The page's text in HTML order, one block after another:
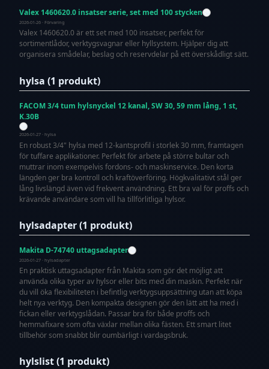
Valex 1460620.0 insatser serie, set med 100 stycken
2026-01-26 · Förvaring
Valex 1460620.0 är ett set med 100 insatser, perfekt för
sortimentlådor, verktygsvagnar eller hyllsystem. Hjälper dig att
organisera smådelar, beslag och reservdelar på ett överskådligt sätt.
hylsa (1 produkt)
FACOM 3/4 tum hylsnyckel 12 kanal, SW 30, 59 mm lång, 1 st,
K.30B
2026-01-27 · hylsa
En robust 3/4" hylsa med 12-kantsprofil i storlek 30 mm, framtagen
för tuffare applikationer. Perfekt för arbete på större bultar och
muttrar inom exempelvis fordons- och maskinservice. Den korta
längden ger bra kontroll och kraftöverföring. Högkvalitativt stål ger
lång livslängd även vid frekvent användning. Ett bra val för proffs och
krävande användare som vill ha tillförlitliga hylsor.
hylsadapter (1 produkt)
Makita D-74740 uttagsadapter
2026-01-27 · hylsadapter
En praktisk uttagsadapter från Makita som gör det möjligt att
använda olika typer av hylsor eller bits med din maskin. Perfekt när
du vill öka flexibiliteten i befintlig verktygsuppsättning utan att köpa
helt nya verktyg. Den kompakta designen gör den lätt att ha med i
fickan eller verktygslådan. Passar bra för både proffs och
hemmafixare som ofta växlar mellan olika fästen. Ett smart litet
tillbehör som snabbt blir oumbärligt i vardagsbruk.
hylslist (1 produkt)